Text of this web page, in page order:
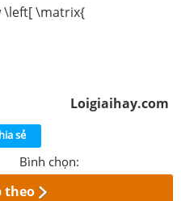
\left[ \matrix{
Loigiaihay.com
sẻ
Bình chọn:
theo